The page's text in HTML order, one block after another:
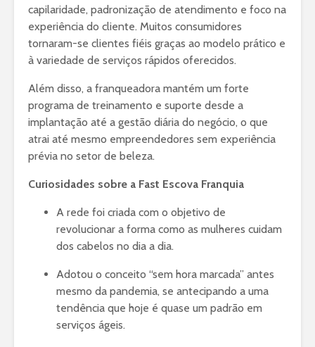
capilaridade, padronização de atendimento e foco na
experiência do cliente. Muitos consumidores
tornaram-se clientes fiéis graças ao modelo prático e
à variedade de serviços rápidos oferecidos.
Além disso, a franqueadora mantém um forte
programa de treinamento e suporte desde a
implantação até a gestão diária do negócio, o que
atrai até mesmo empreendedores sem experiência
prévia no setor de beleza.
Curiosidades sobre a Fast Escova Franquia
A rede foi criada com o objetivo de
revolucionar a forma como as mulheres cuidam
dos cabelos no dia a dia.
Adotou o conceito “sem hora marcada” antes
mesmo da pandemia, se antecipando a uma
tendência que hoje é quase um padrão em
serviços ágeis.